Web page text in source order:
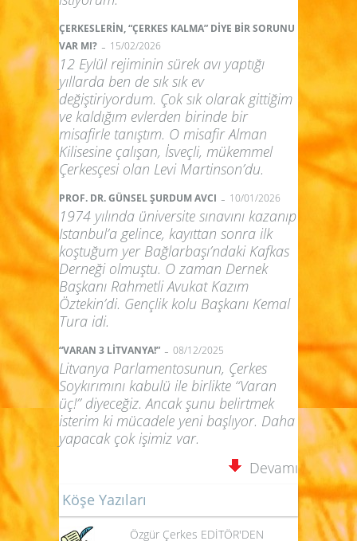
ÇERKESLERİN, “ÇERKES KALMA” DİYE BİR SORUNU
VAR MI? - 15/02/2026
12 Eylül rejiminin sürek avı yaptığı
yıllarda ben de sık sık ev
değiştiriyordum. Çok sık olarak gittiğim
ve kaldığım evlerden birinde bir
misafirle tanıştım. O misafir Alman
Kilisesine çalışan, İsveçli, mükemmel
Çerkesçesi olan Levi Martinson’du.
PROF. DR. GÜNSEL ŞURDUM AVCI - 10/01/2026
1974 yılında üniversite sınavını kazanıp
Istanbul’a gelince, kayıttan sonra ilk
koştuğum yer Bağlarbaşı’ndaki Kafkas
Derneği olmuştu. O zaman Dernek
Başkanı Rahmetli Avukat Kazım
Öztekin’di. Gençlik kolu Başkanı Kemal
Tura idi.
“VARAN 3 LİTVANYA!” - 08/12/2025
Litvanya Parlamentosunun, Çerkes
Soykırımını kabulü ile birlikte “Varan
üç!” diyeceğiz. Ancak şunu belirtmek
isterim ki mücadele yeni başlıyor. Daha
yapacak çok işimiz var.
Devamı
Köşe Yazıları
Özgür Çerkes EDİTÖR'DEN